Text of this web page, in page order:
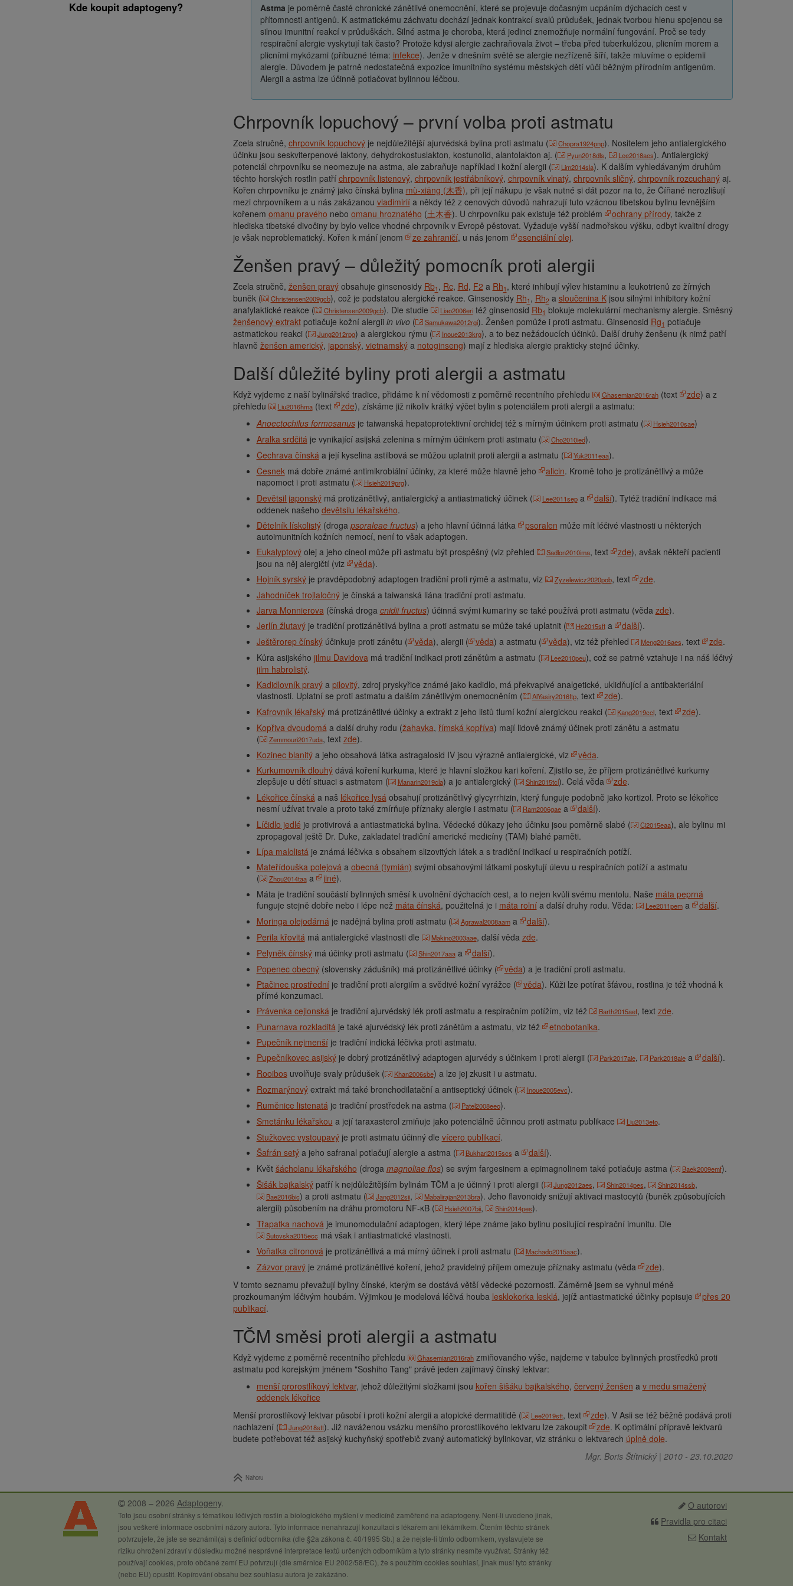
Kde koupit adaptogeny?
Astma je poměrně časté chronické zánětlivé onemocnění, které se projevuje dočasným ucpáním dýchacích cest v
přítomnosti antigenů. K astmatickému záchvatu dochází jednak kontrakcí svalů průdušek, jednak tvorbou hlenu spojenou se
silnou imunitní reakcí v průduškách. Silné astma je choroba, která jedinci znemožňuje normální fungování. Proč se tedy
respirační alergie vyskytují tak často? Protože kdysi alergie zachraňovala život – třeba před tuberkulózou, plicním morem a
plicními mykózami (příbuzné téma: infekce). Jenže v dnešním světě se alergie nezřízeně šíří, takže mluvíme o epidemii
alergie. Důvodem je patrně nedostatečná expozice imunitního systému městských dětí vůči běžným přírodním antigenům.
Alergii a astma lze účinně potlačovat bylinnou léčbou.
Chrpovník lopuchový – první volba proti astmatu
Zcela stručně, chrpovník lopuchovýje nejdůležitější ajurvédská bylina proti astmatu ( Chopra1924pnp). Nositelem jeho antialergického
účinku jsou seskviterpenové laktony, dehydrokostuslakton, kostunolid, alantolakton aj. (
Pyun2018dls, Lee2018aes). Antialergický
potenciál chrpovníku se neomezuje na astma, ale zabraňuje například i kožní alergii (
Lim2014sla). K dalším vyhledávaným druhům
těchto horských rostlin patří chrpovník listenový, chrpovník jestřábníkový, chrpovník vlnatý, chrpovník sličný, chrpovník rozcuchanýaj.
Kořen chrpovníku je známý jako čínská bylina mù-xiāng (木香), při její nákupu je však nutné si dát pozor na to, že Číňané nerozlišují
mezi chrpovníkem a u nás zakázanou vladimiriía někdy též z cenových důvodů nahrazují tuto vzácnou tibetskou bylinu levnějším
kořenem omanu pravého nebo omanu hroznatého (土木香). U chrpovníku pak existuje též problém ochrany přírody, takže z
hlediska tibetské divočiny by bylo velice vhodné chrpovník v Evropě pěstovat. Vyžaduje vyšší nadmořskou výšku, odbyt kvalitní drogy
je však neproblematický. Kořen k mání jenom
ze zahraničí, u nás jenom esenciální olej.
Ženšen pravý – důležitý pomocník proti alergii
Zcela stručně, ženšen pravýobsahuje ginsenosidy Rb1 , Rc, Rd, F2 a Rh1 , které inhibují výlev histaminu a leukotrienů ze žírných
buněk (
Christensen2009gcb), což je podstatou alergické reakce. Ginsenosidy Rh1 , Rh2a sloučenina Kjsou silnými inhibitory kožní
anafylaktické reakce (
Christensen2009gcb). Dle studie Liao2006eritéž ginsenosid Rb1 blokuje molekulární mechanismy alergie. Směsný
ženšenový extraktpotlačuje kožní alergii in vivo( Samukawa2012rgi). Ženšen pomůže i proti astmatu. Ginsenosid Rg1 potlačuje
astmatickou reakci (
Jung2012rpg) a alergickou rýmu ( Inoue2013krg), a to bez nežádoucích účinků. Další druhy ženšenu (k nimž patří
hlavně ženšen americký, japonský, vietnamskýa notoginseng) mají z hlediska alergie prakticky stejné účinky.
Další důležité byliny proti alergii a astmatu
Když vyjdeme z naší bylinářské tradice, přidáme k ní vědomosti z poměrně recentního přehledu Ghasemian2016rah(text zde) a z
přehledu
Liu2016hma(text zde), získáme již nikoliv krátký výčet bylin s potenciálem proti alergii a astmatu:
Anoectochilus formosanusje taiwanská hepatoprotektivní orchidej též s mírným účinkem proti astmatu ( Hsieh2010sae)
Aralka srdčitáje vynikající asijská zelenina s mírným účinkem proti astmatu ( Cho2010ied).
Čechrava čínskáa její kyselina astilbová se můžou uplatnit proti alergii a astmatu ( Yuk2011eaa).
Česnekmá dobře známé antimikrobiální účinky, za které může hlavně jeho alicin. Kromě toho je protizánětlivý a může
napomoct i proti astmatu (
Hsieh2019prg).
Devětsil japonskýmá protizánětlivý, antialergický a antiastmatický účinek ( Lee2011sepa další). Tytéž tradiční indikace má
oddenek našeho devětsilu lékařského.
Dětelník lískolistý(droga psoraleae fructus) a jeho hlavní účinná látka psoralen může mít léčivé vlastnosti u některých
autoimunitních kožních nemocí, není to však adaptogen.
Eukalyptovýolej a jeho cineol může při astmatu být prospěšný (viz přehled Sadlon2010ima, text zde), avšak někteří pacienti
jsou na něj alergičtí (viz
věda).
Hojník syrskýje pravděpodobný adaptogen tradiční proti rýmě a astmatu, viz Zyzelewicz2020pob, text zde.
Jahodníček trojlaločnýje čínská a taiwanská liána tradiční proti astmatu.
Jarva Monnierova(čínská droga cnidii fructus) účinná svými kumariny se také používá proti astmatu (věda zde).
Jerlín žlutavýje tradiční protizánětlivá bylina a proti astmatu se může také uplatnit ( He2015sfta další).
Ještěrorep čínskýúčinkuje proti zánětu ( věda), alergii ( věda) a astmatu ( věda), viz též přehled Meng2016aes, text zde.
Kůra asijského jilmu Davidovamá tradiční indikaci proti zánětům a astmatu ( Lee2010peu), což se patrně vztahuje i na náš léčivý
jilm habrolistý.
Kadidlovník pravýa pilovitý, zdroj pryskyřice známé jako kadidlo, má překvapivé analgetické, uklidňující a antibakteriální
vlastnosti. Uplatní se proti astmatu a dalším zánětlivým onemocněním (
AlYasiry2016ftp, text zde).
Kafrovník lékařskýmá protizánětlivé účinky a extrakt z jeho listů tlumí kožní alergickou reakci ( Kang2019ccl, text zde).
Kopřiva dvoudomáa další druhy rodu (žahavka, římská kopříva) mají lidově známý účinek proti zánětu a astmatu
(
Zemmouri2017uda, text zde).
Kozinec blanitýa jeho obsahová látka astragalosid IV jsou výrazně antialergické, viz věda.
Kurkumovník dlouhýdává koření kurkuma, které je hlavní složkou kari koření. Zjistilo se, že příjem protizánětlivé kurkumy
zlepšuje u dětí situaci s astmatem (
Manarin2019cla) a je antialergický ( Shin2015tcl). Celá věda zde.
Lékořice čínskáa naš lékořice lysáobsahují protizánětlivý glycyrrhizin, který funguje podobně jako kortizol. Proto se lékořice
nesmí užívat trvale a proto také zmírňuje příznaky alergie i astmatu (
Ram2006gaea další).
Líčidlo jedlé je protivirová a antiastmatická bylina. Vědecké důkazy jeho účinku jsou poměrně slabé ( Ci2015eaa), ale bylinu mi
zpropagoval ještě Dr. Duke, zakladatel tradiční americké medicíny (TAM) blahé paměti.
Lípa malolistáje známá léčivka s obsahem slizovitých látek a s tradiční indikací u respiračních potíží.
Mateřídouška polejováa obecná (tymián) svými obsahovými látkami poskytují úlevu u respiračních potíží a astmatu
(
Zhou2014taaa jiné).
Máta je tradiční součástí bylinných směsí k uvolnění dýchacích cest, a to nejen kvůli svému mentolu. Naše máta peprná
funguje stejně dobře nebo i lépe než máta čínská, použitelná je i máta rolnía další druhy rodu. Věda: Lee2011pema další.
Moringa olejodárnáje nadějná bylina proti astmatu ( Agrawal2008aama další).
Perila křovitámá antialergické vlastnosti dle Makino2003aae, další věda zde.
Pelyněk čínskýmá účinky proti astmatu ( Shin2017aaaa další).
Popenec obecný(slovensky zádušník) má protizánětlivé účinky ( věda) a je tradiční proti astmatu.
Ptačinec prostředníje tradiční proti alergiím a svědivé kožní vyrážce ( věda). Kůži lze potírat šťávou, rostlina je též vhodná k
přímé konzumaci.
Právenka cejlonskáje tradiční ajurvédský lék proti astmatu a respiračním potížím, viz též Barth2015aef, text zde.
Punarnava rozkladitáje také ajurvédský lék proti zánětům a astmatu, viz též etnobotanika.
Pupečník nejmenšíje tradiční indická léčivka proti astmatu.
Pupečníkovec asijskýje dobrý protizánětlivý adaptogen ajurvédy s účinkem i proti alergii ( Park2017aie, Park2018aiea další).
Rooibosuvolňuje svaly průdušek ( Khan2006sbe) a lze jej zkusit i u astmatu.
Rozmarýnovýextrakt má také bronchodilatační a antiseptický účinek ( Inoue2005evc).
Ruměnice listenatáje tradiční prostředek na astma ( Patel2008eeo).
Smetánku lékařskou a její taraxasterol zmiňuje jako potenciálně účinnou proti astmatu publikace Liu2013eto.
Stužkovec vystoupavýje proti astmatu účinný dle vícero publikací.
Šafrán setýa jeho safranal potlačují alergie a astma ( Bukhari2015scs a další).
Květ šácholanu lékařského (droga magnoliae flos) se svým fargesinem a epimagnolinem také potlačuje astma ( Baek2009emf).
Šišák bajkalskýpatří k nejdůležitějším bylinám TČM a je účinný i proti alergii ( Jung2012aes, Shin2014pes, Shin2014ssb,
Bae2016bic) a proti astmatu ( Jang2012sii, Mabalirajan2013bra). Jeho flavonoidy snižují aktivaci mastocytů (buněk způsobujících
alergii) působením na dráhu promotoru NF-κB (
Hsieh2007bii, Shin2014pes).
Třapatka nachováje imunomodulační adaptogen, který lépe známe jako bylinu posilující respirační imunitu. Dle
Sutovska2015ecc má však i antiastmatické vlastnosti.
Voňatka citronováje protizánětlivá a má mírný účinek i proti astmatu ( Machado2015aac).
Zázvor pravýje známé protizánětlivé koření, jehož pravidelný příjem omezuje příznaky astmatu (věda zde).
V tomto seznamu převažují byliny čínské, kterým se dostává větší vědecké pozornosti. Záměrně jsem se vyhnul méně
prozkoumaným léčivým houbám. Výjimkou je modelová léčivá houba lesklokorka lesklá, jejíž antiastmatické účinky popisuje
přes 20
publikací.
TČM směsi proti alergii a astmatu
Když vyjdeme z poměrně recentního přehledu Ghasemian2016rahzmiňovaného výše, najdeme v tabulce bylinných prostředků proti
astmatu pod korejským jménem "Soshiho Tang" právě jeden zajímavý čínský lektvar:
menší prorostlíkový lektvar, jehož důležitými složkami jsou kořen šišáku bajkalského, červený ženšen a v medu smažený
oddenek lékořice
Menší prorostlíkový lektvar působí i proti kožní alergii a atopické dermatitidě (
Lee2019stt, text zde). V Asii se též běžně podává proti
nachlazení (
Jung2018stt). Již naváženou vsázku menšího prorostlíkového lektvaru lze zakoupit zde. K optimální přípravě lektvarů
budete potřebovat též asijský kuchyňský spotřebič zvaný automatický bylinkovar, viz stránku o lektvarech úplně dole.
Mgr. Boris Štítnický | 2010 - 23.10.2020
Nahoru
O autorovi
Pravidla pro citaci
Kontakt
2008 – 2026 Adaptogeny.
Toto jsou osobní stránky s tématikou léčivých rostlin a biologického myšlení v medicíně zaměřené na adaptogeny. Není-li uvedeno jinak,
jsou veškeré informace osobními názory autora. Tyto informace nenahrazují konzultaci s lékařem ani lékárníkem. Čtením těchto stránek
potvrzujete, že jste se seznámil(a) s definicí odborníka (dle §2a zákona č. 40/1995 Sb.) a že nejste-li tímto odborníkem, vystavujete se
riziku ohrožení zdraví v důsledku možné nesprávné interpretace textů určených odborníkům a tyto stránky nesmíte využívat. Stránky též
používají cookies, proto občané zemí EU potvrzují (dle směrnice EU 2002/58/EC), že s použitím cookies souhlasí, jinak musí tyto stránky
(nebo EU) opustit. Kopírování obsahu bez souhlasu autora je zakázáno.